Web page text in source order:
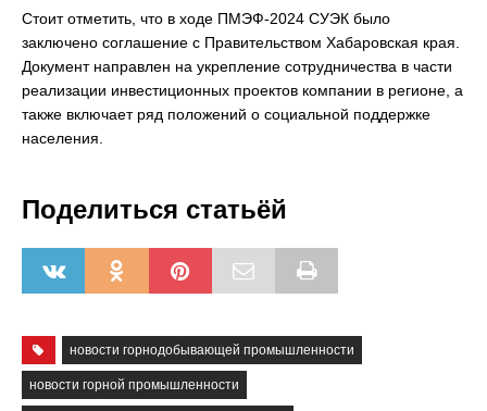
Стоит отметить, что в ходе ПМЭФ-2024 СУЭК было
заключено соглашение с Правительством Хабаровская края.
Документ направлен на укрепление сотрудничества в части
реализации инвестиционных проектов компании в регионе, а
также включает ряд положений о социальной поддержке
населения.
Поделиться статьёй
новости горнодобывающей промышленности
новости горной промышленности